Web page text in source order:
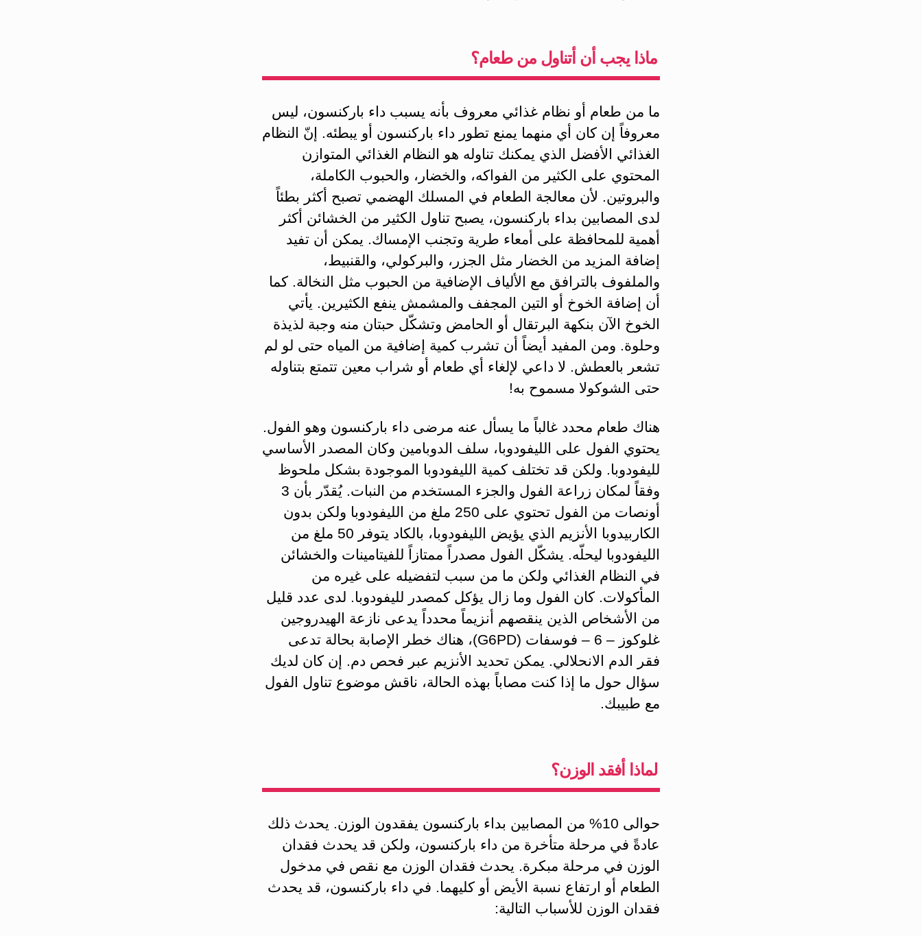
ماذا يجب أن أتناول من طعام؟
ما من طعام أو نظام غذائي معروف بأنه يسبب داء باركنسون، ليس
معروفاً إن كان أي منهما يمنع تطور داء باركنسون أو يبطئه. إنّ النظام
الغذائي الأفضل الذي يمكنك تناوله هو النظام الغذائي المتوازن
المحتوي على الكثير من الفواكه، والخضار، والحبوب الكاملة،
والبروتين. لأن معالجة الطعام في المسلك الهضمي تصبح أكثر بطئاً
لدى المصابين بداء باركنسون، يصبح تناول الكثير من الخشائن أكثر
أهمية للمحافظة على أمعاء طرية وتجنب الإمساك. يمكن أن تفيد
إضافة المزيد من الخضار مثل الجزر، والبركولي، والقنبيط،
والملفوف بالترافق مع الألياف الإضافية من الحبوب مثل النخالة. كما
أن إضافة الخوخ أو التين المجفف والمشمش ينفع الكثيرين. يأتي
الخوخ الآن بنكهة البرتقال أو الحامض وتشكّل حبتان منه وجبة لذيذة
وحلوة. ومن المفيد أيضاً أن تشرب كمية إضافية من المياه حتى لو لم
تشعر بالعطش. لا داعي لإلغاء أي طعام أو شراب معين تتمتع بتناوله
حتى الشوكولا مسموح به!
هناك طعام محدد غالباً ما يسأل عنه مرضى داء باركنسون وهو الفول.
يحتوي الفول على الليفودوبا، سلف الدوبامين وكان المصدر الأساسي
لليفودوبا. ولكن قد تختلف كمية الليفودوبا الموجودة بشكل ملحوظ
وفقاً لمكان زراعة الفول والجزء المستخدم من النبات. يُقدّر بأن 3
أونصات من الفول تحتوي على 250 ملغ من الليفودوبا ولكن بدون
الكاربيدوبا الأنزيم الذي يؤيض الليفودوبا، بالكاد يتوفر 50 ملغ من
الليفودوبا ليحلّه. يشكّل الفول مصدراً ممتازاً للفيتامينات والخشائن
في النظام الغذائي ولكن ما من سبب لتفضيله على غيره من
المأكولات. كان الفول وما زال يؤكل كمصدر لليفودوبا. لدى عدد قليل
من الأشخاص الذين ينقصهم أنزيماً محدداً يدعى نازعة الهيدروجين
غلوكوز – 6 – فوسفات (G6PD)، هناك خطر الإصابة بحالة تدعى
فقر الدم الانحلالي. يمكن تحديد الأنزيم عبر فحص دم. إن كان لديك
سؤال حول ما إذا كنت مصاباً بهذه الحالة، ناقش موضوع تناول الفول
مع طبيبك.
لماذا أفقد الوزن؟
حوالى 10% من المصابين بداء باركنسون يفقدون الوزن. يحدث ذلك
عادةً في مرحلة متأخرة من داء باركنسون، ولكن قد يحدث فقدان
الوزن في مرحلة مبكرة. يحدث فقدان الوزن مع نقص في مدخول
الطعام أو ارتفاع نسبة الأيض أو كليهما. في داء باركنسون، قد يحدث
فقدان الوزن للأسباب التالية: